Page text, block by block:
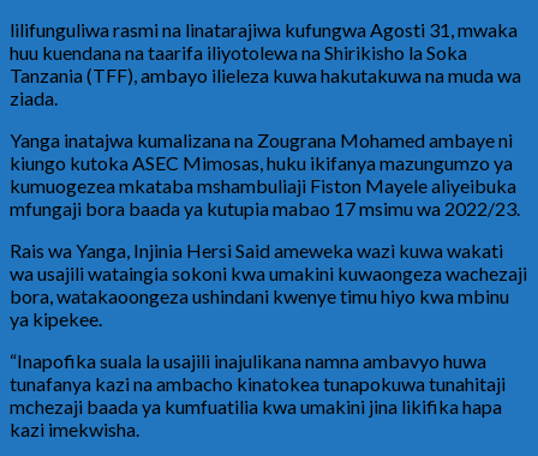
lilifunguliwa rasmi na linatarajiwa kufungwa Agosti 31, mwaka
huu kuendana na taarifa iliyotolewa na Shirikisho la Soka
Tanzania (TFF), ambayo ilieleza kuwa hakutakuwa na muda wa
ziada.
Yanga inatajwa kumalizana na Zougrana Mohamed ambaye ni
kiungo kutoka ASEC Mimosas, huku ikifanya mazungumzo ya
kumuogezea mkataba mshambuliaji Fiston Mayele aliyeibuka
mfungaji bora baada ya kutupia mabao 17 msimu wa 2022/23.
Rais wa Yanga, Injinia Hersi Said ameweka wazi kuwa wakati
wa usajili wataingia sokoni kwa umakini kuwaongeza wachezaji
bora, watakaoongeza ushindani kwenye timu hiyo kwa mbinu
ya kipekee.
“Inapofika suala la usajili inajulikana namna ambavyo huwa
tunafanya kazi na ambacho kinatokea tunapokuwa tunahitaji
mchezaji baada ya kumfuatilia kwa umakini jina likifika hapa
kazi imekwisha.